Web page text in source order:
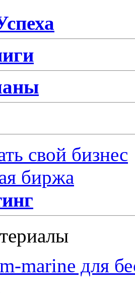
свой бизнес
биржа
marine для